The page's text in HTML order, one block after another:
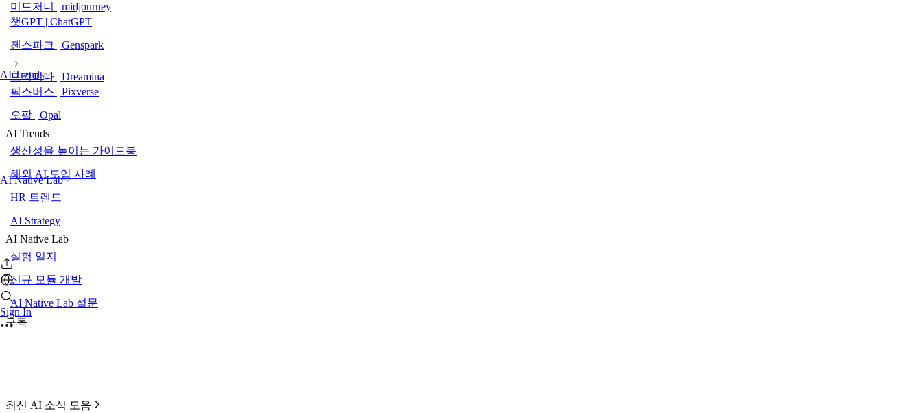
AI Trends
AI Native Lab
Sign In
미드저니 | midjourney
챗GPT | ChatGPT
젠스파크 | Genspark
드리미나 | Dreamina
픽스버스 | Pixverse
오팔 | Opal
AI Trends
생산성을 높이는 가이드북
해외 AI 도입 사례
HR 트렌드
AI Strategy
AI Native Lab
실험 일지
신규 모듈 개발
AI Native Lab 설문
구독
최신 AI 소식 모음